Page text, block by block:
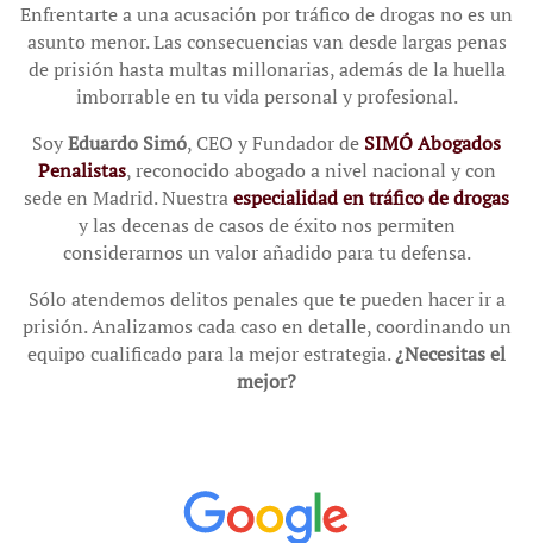
Enfrentarte a una acusación por tráfico de drogas no es un
asunto menor. Las consecuencias van desde largas penas
de prisión hasta multas millonarias, además de la huella
imborrable en tu vida personal y profesional.
SoyEduardo Simó, CEO y Fundador de SIMÓ Abogados
Penalistas, reconocido abogado a nivel nacional y con
sede en Madrid. Nuestraespecialidad en tráfico de drogas
y las decenas de casos de éxito nos permiten
considerarnos un valor añadido para tu defensa.
Sólo atendemos delitos penales que te pueden hacer ir a
prisión. Analizamos cada caso en detalle, coordinando un
equipo cualificado para la mejor estrategia.¿Necesitas el
mejor?